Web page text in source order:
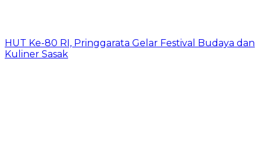
HUT Ke-80 RI, Pringgarata Gelar Festival Budaya dan
Kuliner Sasak